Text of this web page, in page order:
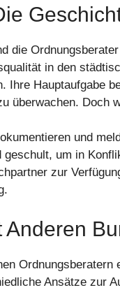
die
in den
Ihre Hauptaufgabe
überwachen. Doch
und
geschult, um in
zur
Anderen
Ansätze zur